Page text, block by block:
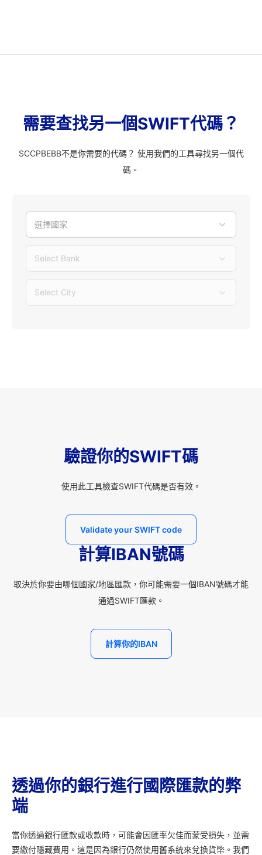
需要查找另一個SWIFT代碼？
SCCPBEBB不是你需要的代碼？ 使用我們的工具尋找另一個代
碼。
選擇國家
Select Bank
Select City
驗證你的SWIFT碼
使用此工具檢查SWIFT代碼是否有效。
Validate your SWIFT code
計算IBAN號碼
取決於你要由哪個國家/地區匯款，你可能需要一個IBAN號碼才能
通過SWIFT匯款。
計算你的IBAN
透過你的銀行進行國際匯款的弊
端
當你透過銀行匯款或收款時，可能會因匯率欠佳而蒙受損失，並需
要繳付隱藏費用。這是因為銀行仍然使用舊系統來兌換貨幣。我們